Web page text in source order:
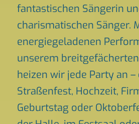
fantastischen Sängerin
charismatischen Sänger.
energiegeladenen
unserem
heizen wir jede Party an
Straßenfest, Hochzeit,
Geburtstag oder